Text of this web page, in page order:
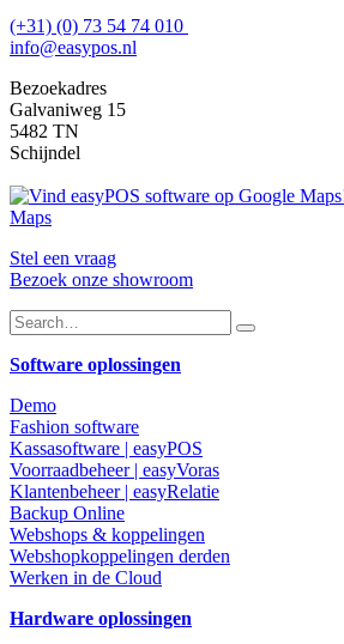
(+31) (0) 73 54 74 010
info@easypos.nl
Bezoekadres
Galvaniweg 15
5482 TN
Schijndel
Maps
Stel een vraag
Bezoek onze showroom
Software oplossingen
Demo
Fashion software
Kassasoftware | easyPOS
Voorraadbeheer | easyVoras
Klantenbeheer | easyRelatie
Backup Online
Webshops & koppelingen
Webshopkoppelingen derden
Werken in de Cloud
Hardware oplossingen